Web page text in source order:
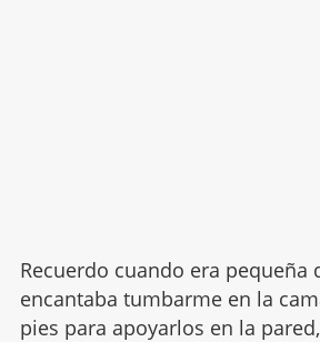
Recuerdo cuando era pequeña
encantaba tumbarme en la
pies para apoyarlos en la